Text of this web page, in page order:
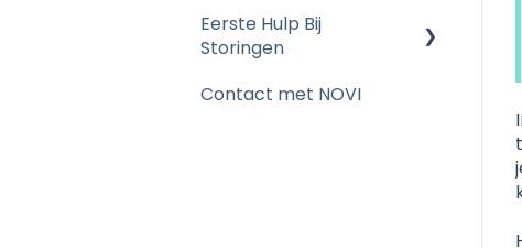
Eerste Hulp Bij
Storingen
Edhub en Buku
Contact met NOVI